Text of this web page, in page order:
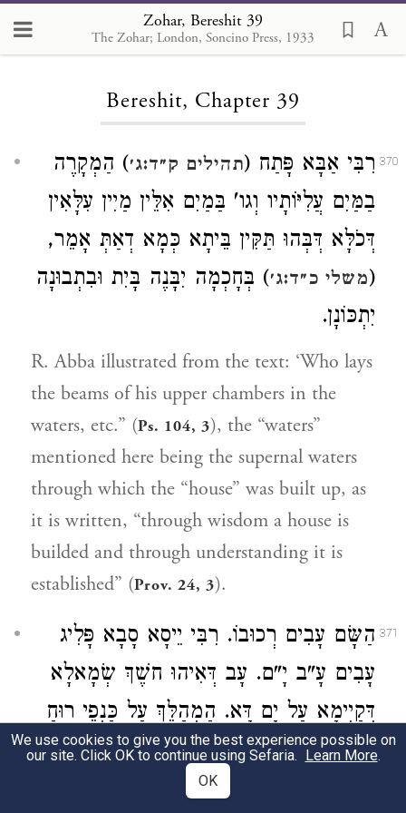
Zohar, Bereshit 39
The Zohar; London, Soncino Press, 1933
Loading...
Bereshit, Chapter 39
370 רִבִּי אַבָּא פָּתַח (תהילים ק״ד:ג׳) הַמְקָרֶה
בַמַּיִם עֲלִיּוֹתָיו וְגו' בַּמַיִם אִלֵּין מַיִין עִלָּאִין
דְּכֹלָּא דְּבְּהוּ תַּקִּין בֵּיתָא כְּמָא דְאַתְּ אָמֵר,
(משלי כ״ד:ג׳) בְּחָכְמָה יִבָּנֶה בָּיִת וּבִתְבוּנָה
יִתְכּוֹנָן.
R. Abba illustrated from the text: ‘Who lays
the beams of his upper chambers in the
waters, etc.” (Ps. 104, 3), the “waters”
mentioned here being the supernal waters
through which the “house” was built up, as
it is written, “through wisdom a house is
builded and through understanding it is
established” (Prov. 24, 3).
371 הַשָּׂם עָבִים רְכוּבוֹ. רִבִּי יֵיסָא סָבָא פָּלִיג
עָבִים עָ"ב יָ"ם. עָב דְּאִיהוּ חשֶׁךְ שְׂמָאלָא
דְּקַיְימָא עַל יָם דָּא. הַמְהַלֵּךְ עַל כַּנְפֵי רוּחַ
דָּא רוּחָא דְּמַקְדְּשָׁא עִלָּאָה. וְרָזָא דָא
) שְׁנַיִם כְּרוּבִים זָהָב. כְּתִיב
We use cookies to give you the best experience possible on
our site. Click OK to continue using Sefaria. Learn More.
OK